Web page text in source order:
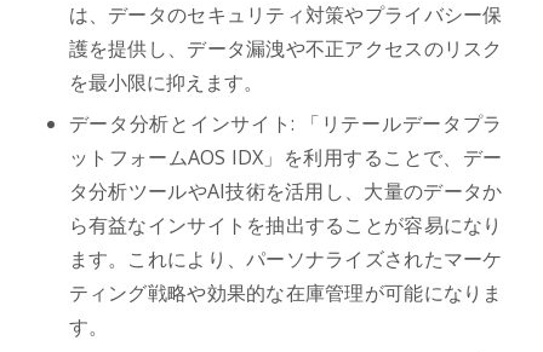
は、データのセキュリティ対策やプライバシー保
護を提供し、データ漏洩や不正アクセスのリスク
を最小限に抑えます。
データ分析とインサイト: 「リテールデータプラ
ットフォームAOS IDX」を利用することで、デー
タ分析ツールやAI技術を活用し、大量のデータか
ら有益なインサイトを抽出することが容易になり
ます。これにより、パーソナライズされたマーケ
ティング戦略や効果的な在庫管理が可能になりま
す。